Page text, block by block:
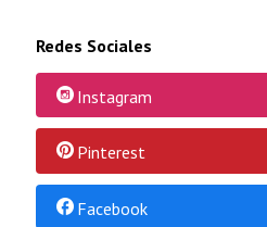
Redes Sociales
Instagram
Pinterest
Facebook